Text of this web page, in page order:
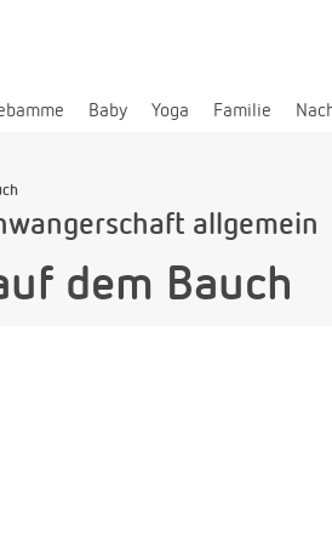
Baby Yoga Familie
allgemein
dem Bauch